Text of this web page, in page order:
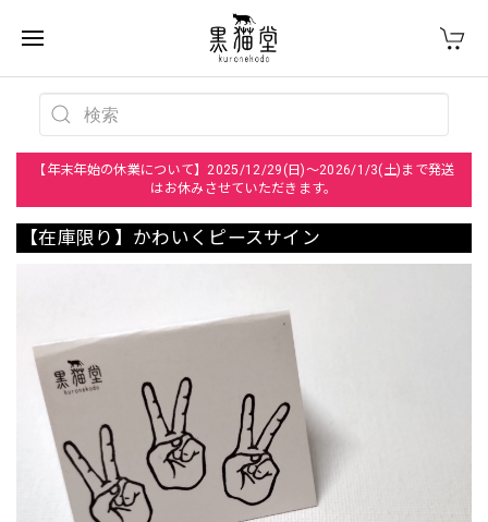
【年末年始の休業について】2025/12/29(日)～2026/1/3(土)まで発送
はお休みさせていただきます。
【在庫限り】かわいくピースサイン